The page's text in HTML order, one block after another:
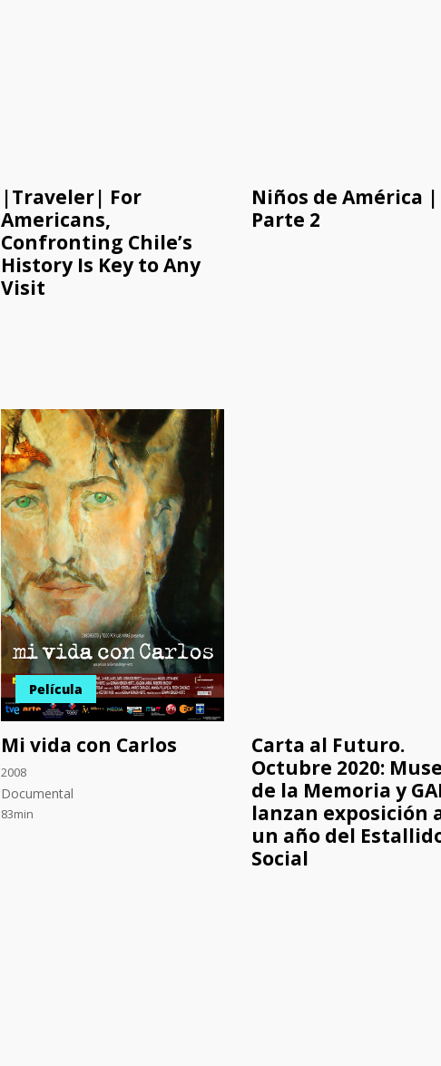
|Traveler| For
Americans,
Confronting Chile’s
History Is Key to Any
Visit
Niños de América |
Parte 2
Película
Mi vida con Carlos
2008
Documental
83min
Carta al Futuro.
Octubre 2020:
de la Memoria y
lanzan exposición
un año del
Social